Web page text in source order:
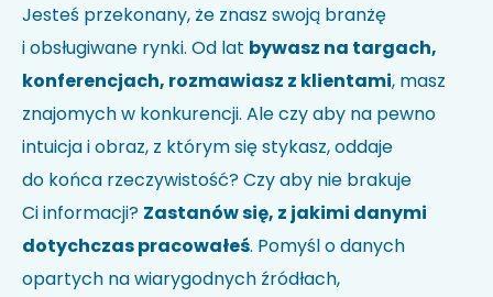
Akceptuję politykę prywatności i wyrażam zgodę na
przetwarzanie moich danych w celu udzielenia
odpowiedzi na przesłane zapytanie.
Jesteś przekonany, że znasz swoją branżę
i obsługiwane rynki. Od lat bywasz na targach,
konferencjach, rozmawiasz z klientami, masz
znajomych w konkurencji. Ale czy aby na pewno
intuicja i obraz, z którym się stykasz, oddaje
do końca rzeczywistość? Czy aby nie brakuje
Ci informacji? Zastanów się, z jakimi danymi
dotychczas pracowałeś. Pomyśl o danych
opartych na wiarygodnych źródłach,